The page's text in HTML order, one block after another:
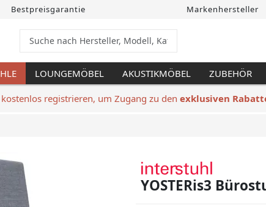
Bestpreisgarantie Markenhersteller
LOUNGEMÖBEL AKUSTIKMÖBEL ZUBEHÖR
kostenlos registrieren, um Zugang zu den exklusiven
YOSTERis3